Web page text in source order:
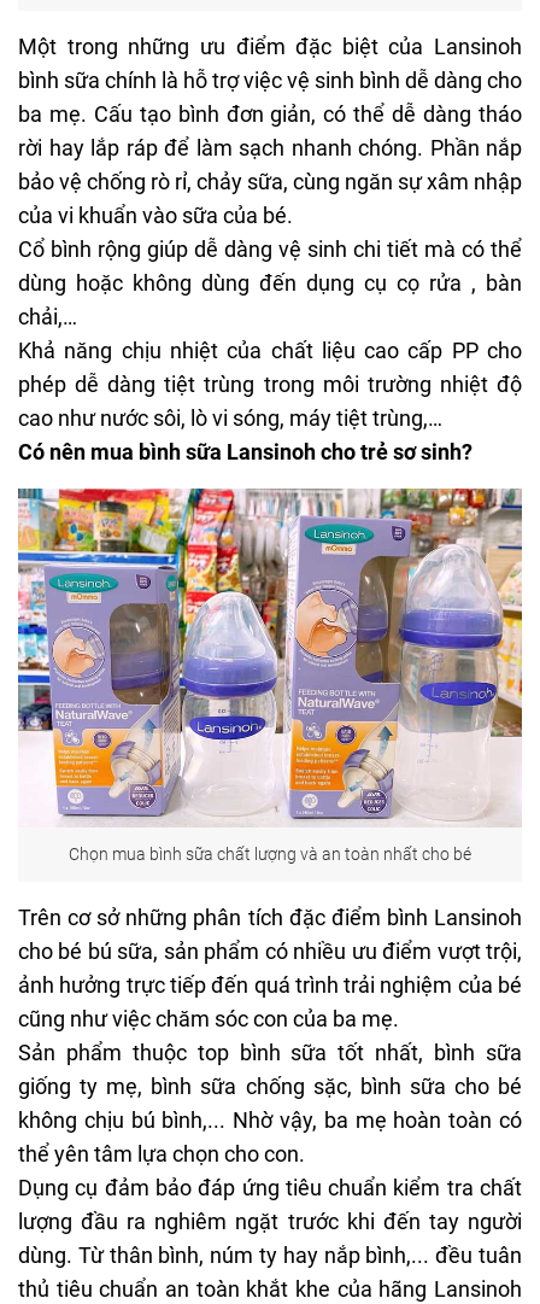
Một trong những ưu điểm đặc biệt của Lansinoh
bình sữa chính là hỗ trợ việc vệ sinh bình dễ dàng cho
ba mẹ. Cấu tạo bình đơn giản, có thể dễ dàng tháo
rời hay lắp ráp để làm sạch nhanh chóng. Phần nắp
bảo vệ chống rò rỉ, chảy sữa, cùng ngăn sự xâm nhập
của vi khuẩn vào sữa của bé.
Cổ bình rộng giúp dễ dàng vệ sinh chi tiết mà có thể
dùng hoặc không dùng đến dụng cụ cọ rửa , bàn
chải,…
Khả năng chịu nhiệt của chất liệu cao cấp PP cho
phép dễ dàng tiệt trùng trong môi trường nhiệt độ
cao như nước sôi, lò vi sóng, máy tiệt trùng,…
Có nên mua bình sữa Lansinoh cho trẻ sơ sinh?
Chọn mua bình sữa chất lượng và an toàn nhất cho bé
Trên cơ sở những phân tích đặc điểm bình Lansinoh
cho bé bú sữa, sản phẩm có nhiều ưu điểm vượt trội,
ảnh hưởng trực tiếp đến quá trình trải nghiệm của bé
cũng như việc chăm sóc con của ba mẹ.
Sản phẩm thuộc top bình sữa tốt nhất, bình sữa
giống ty mẹ, bình sữa chống sặc, bình sữa cho bé
không chịu bú bình,... Nhờ vậy, ba mẹ hoàn toàn có
thể yên tâm lựa chọn cho con.
Dụng cụ đảm bảo đáp ứng tiêu chuẩn kiểm tra chất
lượng đầu ra nghiêm ngặt trước khi đến tay người
dùng. Từ thân bình, núm ty hay nắp bình,... đều tuân
thủ tiêu chuẩn an toàn khắt khe của hãng Lansinoh